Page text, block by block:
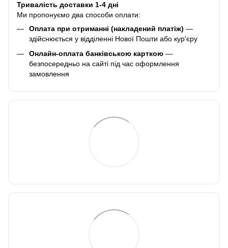
Тривалість доставки 1-4 дні
Ми пропонуємо два способи оплати:
Оплата при отриманні (накладений платіж) —
здійснюється у відділенні Нової Пошти або кур'єру
Онлайн-оплата банківською карткою —
безпосередньо на сайті під час оформлення
замовлення